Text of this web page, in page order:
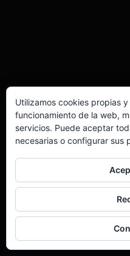
Utilizamos cookies propias
funcionamiento de la web,
servicios. Puede aceptar
necesarias o configurar sus